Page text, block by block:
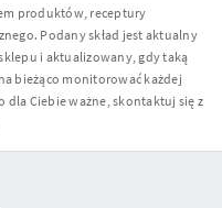
produktów, receptury
Podany skład jest aktualny
i aktualizowany, gdy taką
bieżąco monitorować każdej
dla Ciebie ważne, skontaktuj się z